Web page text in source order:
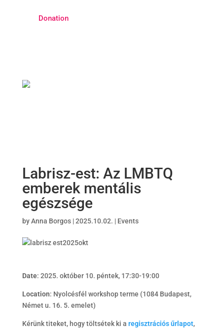
Donation
Labrisz-est: Az LMBTQ
emberek mentális
egészsége
byAnna Borgos|2025.10.02. | Events
Date: 2025. október 10. péntek, 17:30-19:00
Location: Nyolcésfél workshop terme (1084 Budapest,
Német u. 16. 5. emelet)
Kérünk titeket, hogy töltsétek ki a regisztrációs űrlapot,